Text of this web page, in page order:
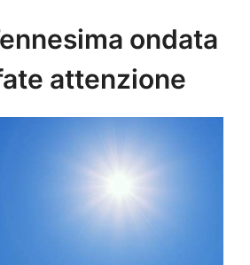
ondata
attenzione